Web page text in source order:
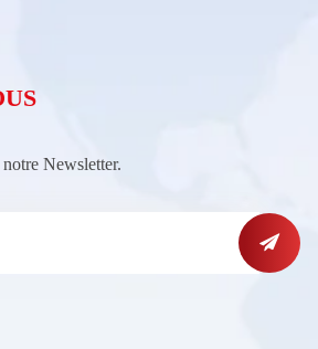
Newsletter.